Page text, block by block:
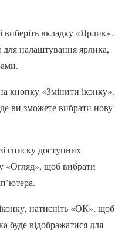
виберіть вкладку «Ярлик».
для налаштування ярлика,
кнопку «Змінити іконку».
ви зможете вибрати нову
списку доступних
«Огляд», щоб вибрати
натисніть «ОК», щоб
буде відображатися для